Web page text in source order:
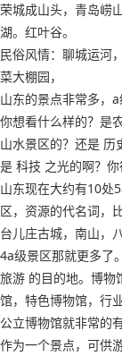
荣城成山头，青岛崂
湖。红叶谷。
民俗风情：聊城运河
菜大棚园，
山东的景点非常多，
你想看什么样的？是
山水景区的？还是 历
是 科技 之光的啊？你
山东现在大约有10处
区，资源的代名词，
台儿庄古城，南山，
4a级景区那就更多了
旅游 的目的地。博物
馆，特色博物馆，行
公立博物馆就非常的
作为一个景点，可供